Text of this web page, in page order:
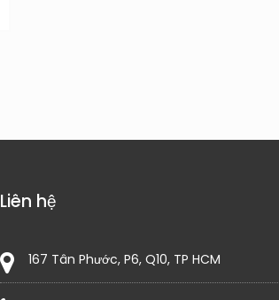
Liên hệ
167 Tân Phước, P6, Q10, TP HCM